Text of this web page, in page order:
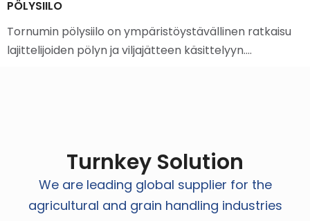
PÖLYSIILO
Tornumin pölysiilo on ympäristöystävällinen ratkaisu
lajittelijoiden pölyn ja viljajätteen käsittelyyn.…
Turnkey Solution
We are leading global supplier for the
agricultural and grain handling industries